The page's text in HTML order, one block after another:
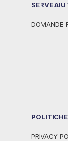
SERVE
DOMANDE
POLITICHE
PRIVACY